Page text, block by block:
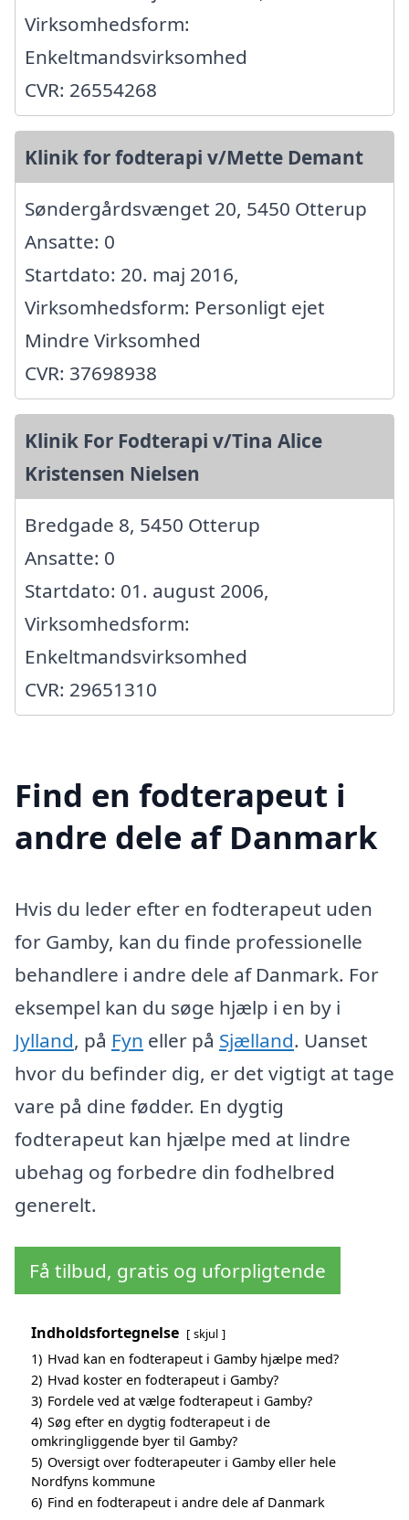
Virksomhedsform:
Enkeltmandsvirksomhed
CVR: 26554268
Klinik for fodterapi v/Mette Demant
Søndergårdsvænget 20, 5450 Otterup
Ansatte: 0
Startdato: 20. maj 2016,
Virksomhedsform: Personligt ejet
Mindre Virksomhed
CVR: 37698938
Klinik For Fodterapi v/Tina Alice
Kristensen Nielsen
Bredgade 8, 5450 Otterup
Ansatte: 0
Startdato: 01. august 2006,
Virksomhedsform:
Enkeltmandsvirksomhed
CVR: 29651310
Find en fodterapeut i
andre dele af Danmark
Hvis du leder efter en fodterapeut uden
for Gamby, kan du finde professionelle
behandlere i andre dele af Danmark. For
eksempel kan du søge hjælp i en by i
Jylland, på Fyn eller på Sjælland. Uanset
hvor du befinder dig, er det vigtigt at tage
vare på dine fødder. En dygtig
fodterapeut kan hjælpe med at lindre
ubehag og forbedre din fodhelbred
generelt.
Få tilbud, gratis og uforpligtende
Indholdsfortegnelse skjul
1) Hvad kan en fodterapeut i Gamby hjælpe med?
2) Hvad koster en fodterapeut i Gamby?
3) Fordele ved at vælge fodterapeut i Gamby?
4) Søg efter en dygtig fodterapeut i de
omkringliggende byer til Gamby?
5) Oversigt over fodterapeuter i Gamby eller hele
Nordfyns kommune
6) Find en fodterapeut i andre dele af Danmark